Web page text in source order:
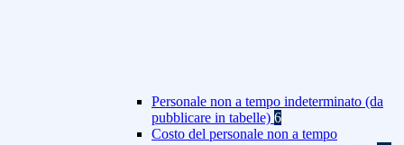
Personale non a tempo indeterminato (da
pubblicare in tabelle) 6
Costo del personale non a tempo